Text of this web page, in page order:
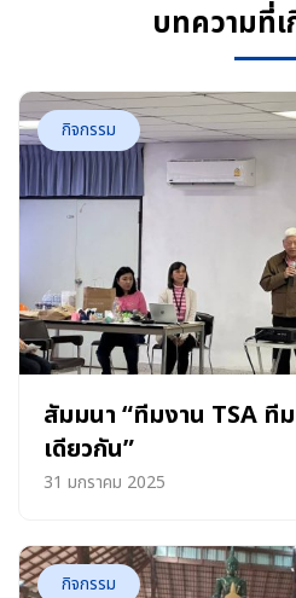
บทความที่
กิจกรรม
สัมมนา “ทีมงาน TSA ที
เดียวกัน”
31 มกราคม 2025
กิจกรรม